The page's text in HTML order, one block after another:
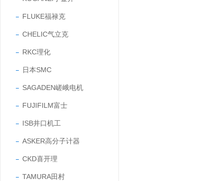
FLUKE福禄克
CHELIC气立克
RKC理化
日本SMC
SAGADEN嵯峨电机
FUJIFILM富士
ISB井口机工
ASKER高分子计器
CKD喜开理
TAMURA田村